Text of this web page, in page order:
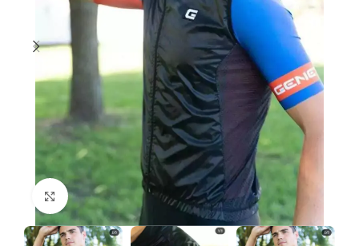
Clic para ampliar